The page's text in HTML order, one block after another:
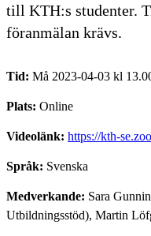
till KTH:s studenter.
föranmälan krävs.
Tid: Må 2023-04-03 kl
Plats: Online
Videolänk: https://kth-
Språk: Svenska
Medverkande: Sara
Utbildningsstöd), Martin